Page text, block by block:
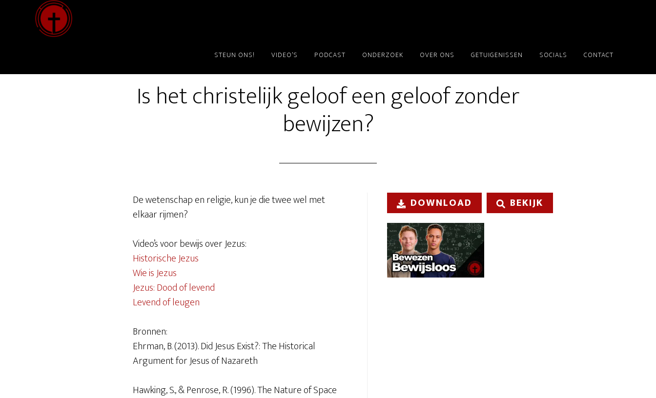
STEUN ONS! VIDEO’S PODCAST ONDERZOEK OVER ONS GETUIGENISSEN SOCIALS CONTACT
Is het christelijk geloof een geloof zonder
bewijzen?
De wetenschap en religie, kun je die twee wel met
elkaar rijmen?
Video’s voor bewijs over Jezus:
Historische Jezus
Wie is Jezus
Jezus: Dood of levend
Levend of leugen
Bronnen:
Ehrman, B. (2013). Did Jesus Exist?: The Historical
Argument for Jesus of Nazareth
Hawking, S., & Penrose, R. (1996). The Nature of Space
DOWNLOAD BEKIJK